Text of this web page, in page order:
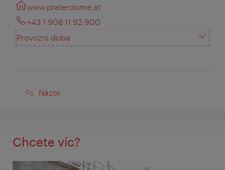
www.praterdome.at
+43 1 908 11 92 900
Provozní doba
Názor
Názor
Chcete víc?